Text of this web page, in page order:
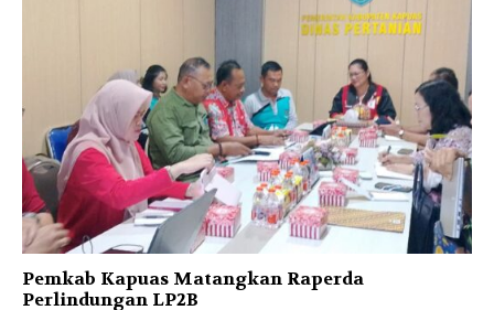
Pemkab Kapuas Matangkan Raperda
Perlindungan LP2B